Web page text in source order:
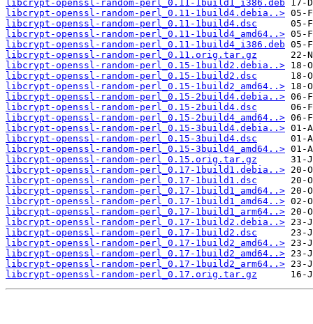
libcrypt-openssl-random-perl_0.11-1build1_i386.deb
libcrypt-openssl-random-perl_0.11-1build4.debia..>
libcrypt-openssl-random-perl_0.11-1build4.dsc
libcrypt-openssl-random-perl_0.11-1build4_amd64..>
libcrypt-openssl-random-perl_0.11-1build4_i386.deb
libcrypt-openssl-random-perl_0.11.orig.tar.gz
libcrypt-openssl-random-perl_0.15-1build2.debia..>
libcrypt-openssl-random-perl_0.15-1build2.dsc
libcrypt-openssl-random-perl_0.15-1build2_amd64..>
libcrypt-openssl-random-perl_0.15-2build4.debia..>
libcrypt-openssl-random-perl_0.15-2build4.dsc
libcrypt-openssl-random-perl_0.15-2build4_amd64..>
libcrypt-openssl-random-perl_0.15-3build4.debia..>
libcrypt-openssl-random-perl_0.15-3build4.dsc
libcrypt-openssl-random-perl_0.15-3build4_amd64..>
libcrypt-openssl-random-perl_0.15.orig.tar.gz
libcrypt-openssl-random-perl_0.17-1build1.debia..>
libcrypt-openssl-random-perl_0.17-1build1.dsc
libcrypt-openssl-random-perl_0.17-1build1_amd64..>
libcrypt-openssl-random-perl_0.17-1build1_amd64..>
libcrypt-openssl-random-perl_0.17-1build1_arm64..>
libcrypt-openssl-random-perl_0.17-1build2.debia..>
libcrypt-openssl-random-perl_0.17-1build2.dsc
libcrypt-openssl-random-perl_0.17-1build2_amd64..>
libcrypt-openssl-random-perl_0.17-1build2_amd64..>
libcrypt-openssl-random-perl_0.17-1build2_arm64..>
libcrypt-openssl-random-perl_0.17.orig.tar.gz